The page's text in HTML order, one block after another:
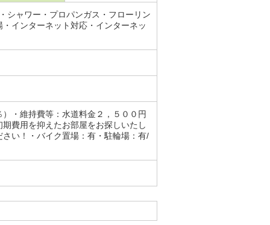
シャワー・プロパンガス・フローリン
インターネット対応・インターネッ
・維持費等：水道料金２，５００円
費用を抑えたお部屋をお探しいたし
い！・バイク置場：有・駐輪場：有/